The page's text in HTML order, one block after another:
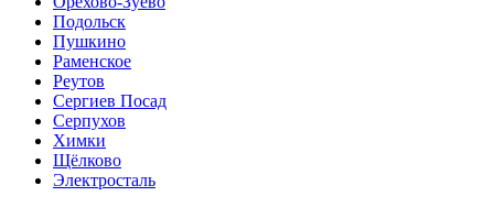
Подольск
Пушкино
Раменское
Реутов
Сергиев Посад
Серпухов
Химки
Щёлково
Электросталь